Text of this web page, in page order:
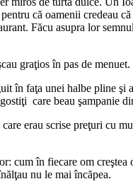
că oamenii credeau
Făcu asupra lor
graţios în pas de menuet.
faţa unei halbe pline
care beau şampanie
erau scrise preţuri cu
în fiecare om
nu le mai încăpea.